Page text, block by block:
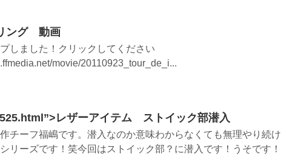
ング 動画
しました！クリックしてください
movie/20110923_tour_de_i...
レザーアイテム ストイック部潜入
チーフ福嶋です。潜入なのか意味わからなくても無理やり続け
リーズです！笑今回はストイック部？に潜入です！うそです！